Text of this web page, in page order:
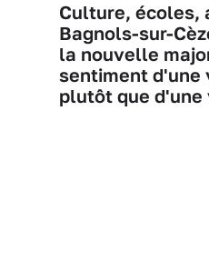
Culture, écoles,
Bagnols-sur-
la nouvelle
sentiment d'une
plutôt que